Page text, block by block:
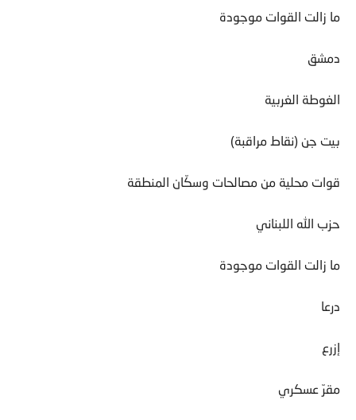
ما زالت القوات موجودة
دمشق
الغوطة الغربية
بيت جن (نقاط مراقبة)
قوات محلية من مصالحات وسكّان المنطقة
حزب الله اللبناني
ما زالت القوات موجودة
درعا
إزرع
مقرّ عسكري